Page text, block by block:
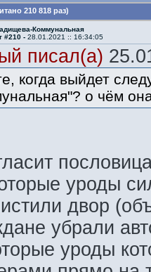
210 818 раз)
Коммунальная
#210 - 28.01.2021 :: 16:34:05
писал(а)
когда выйдет
о чём
уроды
двор
убрали
уроды